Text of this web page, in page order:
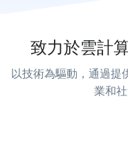
致力於雲計
以技術為驅動，通過提
業和